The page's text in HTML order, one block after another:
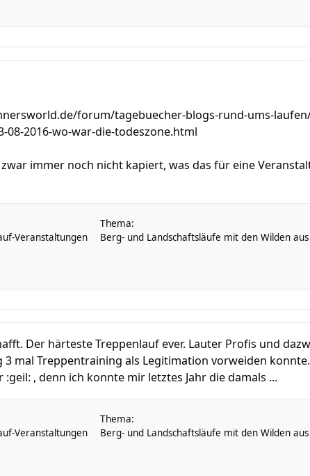
forum/tagebuecher-blogs-rund-ums-
08-2016-wo-war-die-todeszone.html
immer noch nicht kapiert, was das für eine
Veranstaltungen
Thema:
Berg- und Landschaftsläufe mit den Wilden
Der härteste Treppenlauf ever. Lauter Profis und
3 mal Treppentraining als Legitimation vorweiden
, denn ich konnte mir letztes Jahr die damals ...
Veranstaltungen
Thema:
Berg- und Landschaftsläufe mit den Wilden